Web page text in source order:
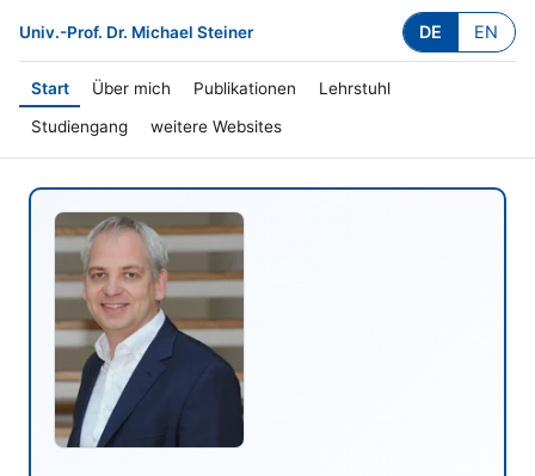
Univ.-Prof. Dr. Michael Steiner
Start Über mich Publikationen Lehrstuhl
Studiengang weitere Websites
DE EN